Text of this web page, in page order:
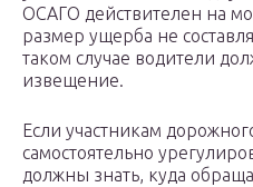
ОСАГО действителен на
размер ущерба не
таком случае водители
извещение.
Если участникам
самостоятельно
должны знать, куда